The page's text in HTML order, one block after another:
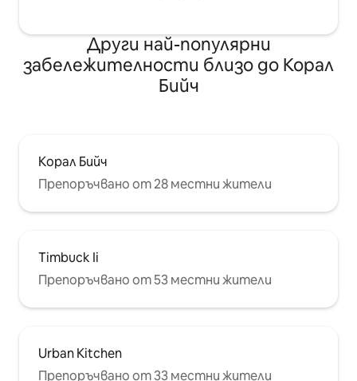
Други най-популярни
забележителности близо до Корал
Бийч
Корал Бийч
Препоръчвано от 28 местни жители
Timbuck Ii
Препоръчвано от 53 местни жители
Urban Kitchen
Препоръчвано от 33 местни жители